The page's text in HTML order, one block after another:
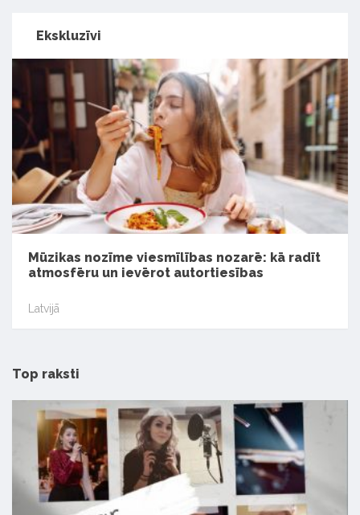
Ekskluzīvi
Mūzikas nozīme viesmīlības nozarē: kā radīt
atmosfēru un ievērot autortiesības
Latvijā
Top raksti